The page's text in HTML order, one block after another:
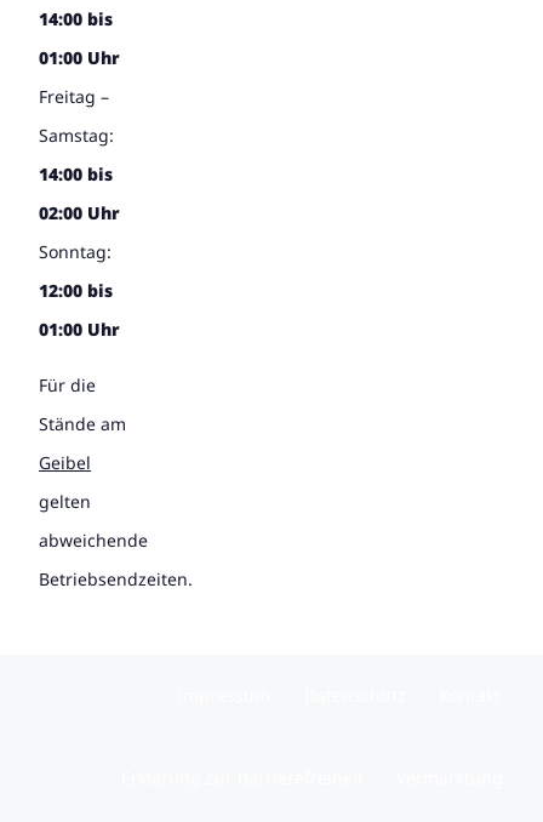
14:00 bis
01:00 Uhr
Freitag –
Samstag:
14:00 bis
02:00 Uhr
Sonntag:
12:00 bis
01:00 Uhr
Für die
Stände am
Geibel
gelten
abweichende
Betriebsendzeiten.